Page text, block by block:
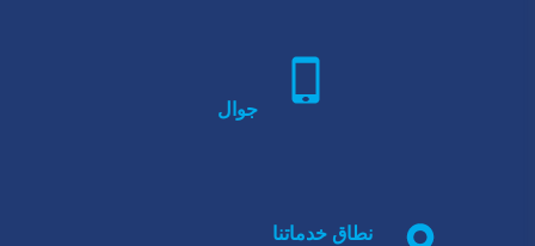
جوال
نطاق خدماتنا